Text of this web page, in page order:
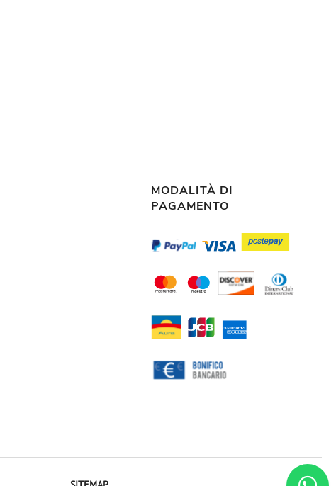
MODALITÀ DI
PAGAMENTO